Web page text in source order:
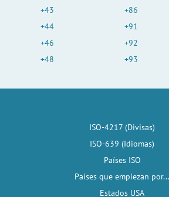
+43
+44
+46
+48
+86
+91
+92
+93
ISO-4217 (Divisas)
ISO-639 (Idiomas)
Países ISO
Países que empiezan por...
Estados USA